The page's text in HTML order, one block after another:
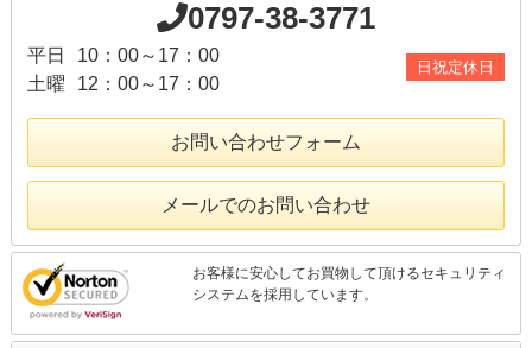
0797-38-3771
平日
10：00～17：00
土曜
12：00～17：00
日祝定休日
お問い合わせフォーム
メールでのお問い合わせ
お客様に安心してお買物して頂けるセキュリティ
システムを採用しています。